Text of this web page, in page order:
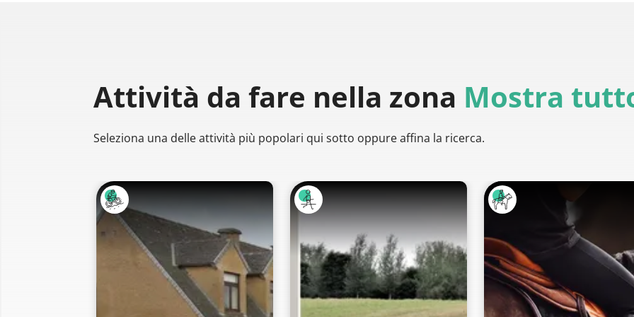
Attività da fare nella zona Mostra
Seleziona una delle attività più popolari qui sotto oppure affina la ricerca.